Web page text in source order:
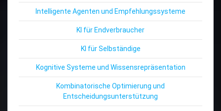
Intelligente Agenten und Empfehlungssysteme
KI für Endverbraucher
KI für Selbständige
Kognitive Systeme und Wissensrepräsentation
Kombinatorische Optimierung und
Entscheidungsunterstützung